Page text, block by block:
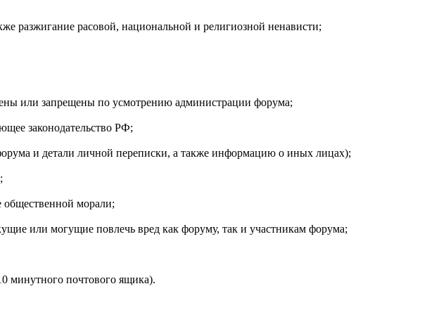
разжигание расовой, национальной и религиозной ненависти;
или запрещены по усмотрению администрации форума;
законодательство РФ;
и детали личной переписки, а также информацию о иных лицах);
общественной морали;
или могущие повлечь вред как форуму, так и участникам форума;
минутного почтового ящика).